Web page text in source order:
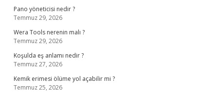
Pano yöneticisi nedir ?
Temmuz 29, 2026
Wera Tools nerenin malı ?
Temmuz 29, 2026
Koşulda eş anlamı nedir ?
Temmuz 27, 2026
Kemik erimesi ölüme yol açabilir mi ?
Temmuz 25, 2026